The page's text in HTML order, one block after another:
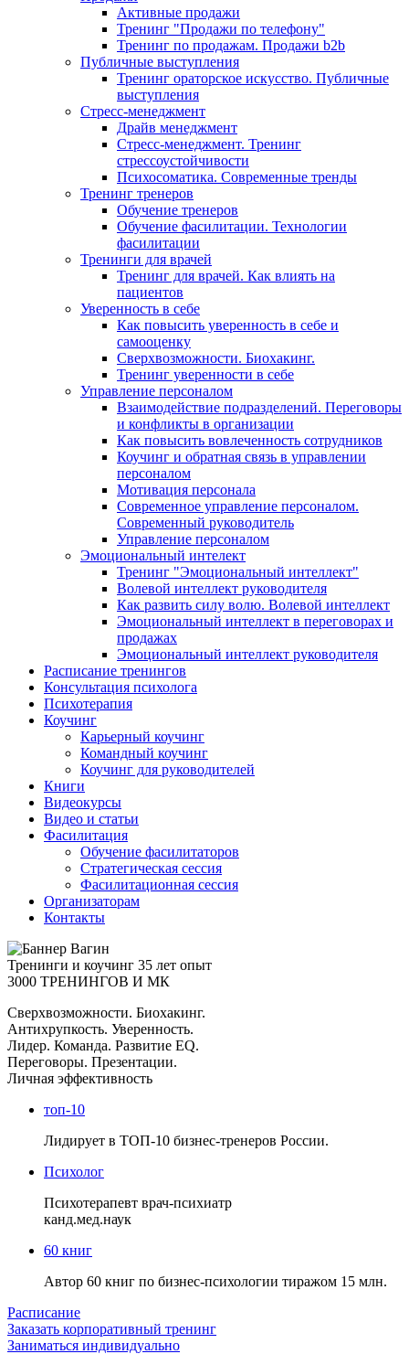
Активные продажи
Тренинг "Продажи по телефону"
Тренинг по продажам. Продажи b2b
Публичные выступления
Тренинг ораторское искусство. Публичные
выступления
Стресс-менеджмент
Драйв менеджмент
Стресс-менеджмент. Тренинг
стрессоустойчивости
Психосоматика. Современные тренды
Тренинг тренеров
Обучение тренеров
Обучение фасилитации. Технологии
фасилитации
Тренинги для врачей
Тренинг для врачей. Как влиять на
пациентов
Уверенность в себе
Как повысить уверенность в себе и
самооценку
Сверхвозможности. Биохакинг.
Тренинг уверенности в себе
Управление персоналом
Взаимодействие подразделений. Переговоры
и конфликты в организации
Как повысить вовлеченность сотрудников
Коучинг и обратная связь в управлении
персоналом
Мотивация персонала
Современное управление персоналом.
Современный руководитель
Управление персоналом
Эмоциональный интелект
Тренинг "Эмоциональный интеллект"
Волевой интеллект руководителя
Как развить силу волю. Волевой интеллект
Эмоциональный интеллект в переговорах и
продажах
Эмоциональный интеллект руководителя
Расписание тренингов
Консультация психолога
Психотерапия
Коучинг
Карьерный коучинг
Командный коучинг
Коучинг для руководителей
Книги
Видеокурсы
Видео и статьи
Фасилитация
Обучение фасилитаторов
Стратегическая сессия
Фасилитационная сессия
Организаторам
Контакты
Тренинги и коучинг 35 лет опыт
3000 ТРЕНИНГОВ И МК
Сверхвозможности. Биохакинг.
Антихрупкость. Уверенность.
Лидер. Команда. Развитие EQ.
Переговоры. Презентации.
Личная эффективность
топ-10
Лидирует в ТОП-10 бизнес-тренеров России.
Психолог
Психотерапевт врач-психиатр
канд.мед.наук
60 книг
Автор 60 книг по бизнес-психологии тиражом 15 млн.
Расписание
Заказать корпоративный тренинг
Заниматься индивидуально